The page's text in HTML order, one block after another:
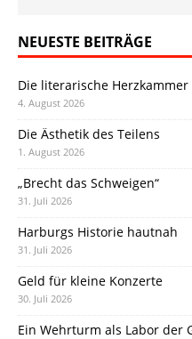
NEUESTE BEITRÄGE
Die literarische
4. August 2026
Die Ästhetik des Teilens
1. August 2026
„Brecht das Schweigen“
31. Juli 2026
Harburgs Historie hautnah
31. Juli 2026
Geld für kleine Konzerte
30. Juli 2026
Ein Wehrturm als Labor der